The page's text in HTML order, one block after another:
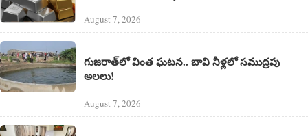
August 7, 2026
గుజరాత్‌లో వింత ఘటన.. బావి నీళ్లలో సముద్రపు
అలలు!
August 7, 2026